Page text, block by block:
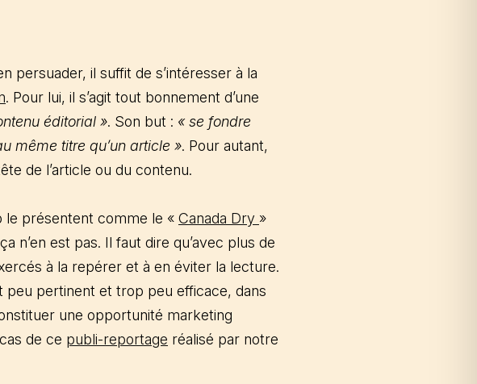
persuader, il suffit de s’intéresser à la
. Pour lui, il s’agit tout bonnement d’une
éditorial ». Son but : « se fondre
même titre qu’un article ». Pour autant,
de l’article ou du contenu.
le présentent comme le « Canada Dry »
n’en est pas. Il faut dire qu’avec plus de
à la repérer et à en éviter la lecture.
peu pertinent et trop peu efficace, dans
une opportunité marketing
de ce publi-reportage réalisé par notre